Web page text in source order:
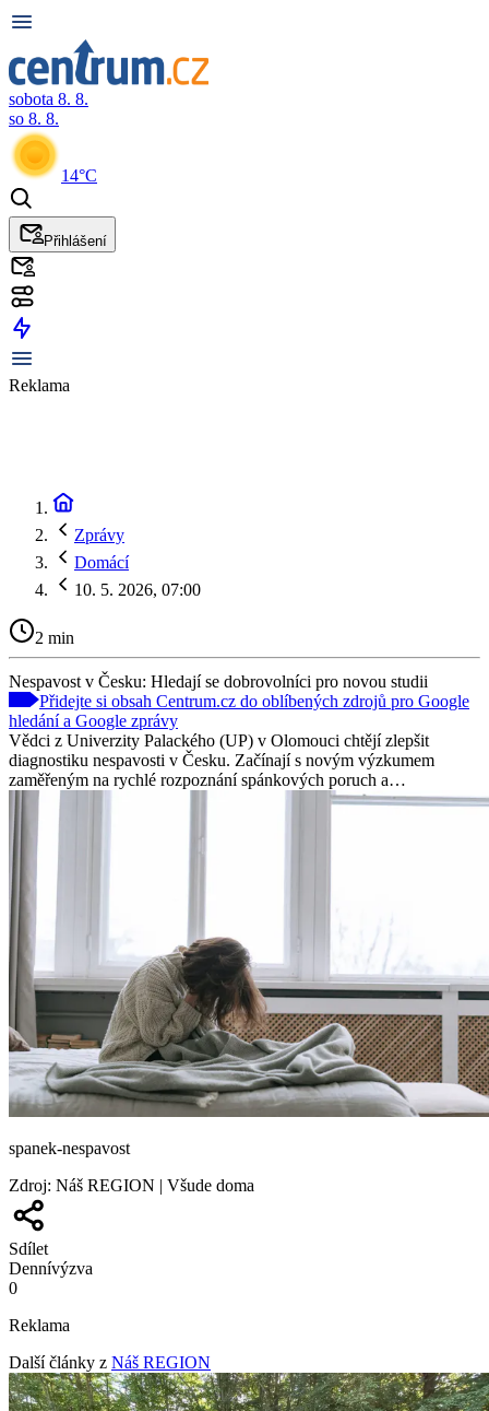
sobota 8. 8.
so 8. 8.
14°C
Přihlášení
Reklama
Zprávy
Domácí
10. 5. 2026, 07:00
2 min
Nespavost v Česku: Hledají se dobrovolníci pro novou studii
Přidejte si obsah Centrum.cz do oblíbených zdrojů pro Google
hledání a Google zprávy
Vědci z Univerzity Palackého (UP) v Olomouci chtějí zlepšit
diagnostiku nespavosti v Česku. Začínají s novým výzkumem
zaměřeným na rychlé rozpoznání spánkových poruch a…
spanek-nespavost
Zdroj: Náš REGION | Všude doma
Sdílet
Dennívýzva
0
Reklama
Další články z Náš REGION